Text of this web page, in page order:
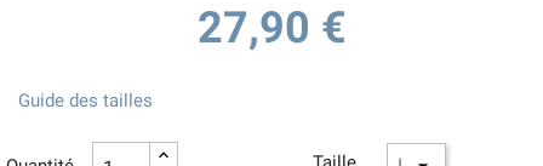
27,90 €
Guide des tailles